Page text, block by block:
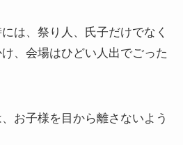
は、祭り人、氏子だけでなく
、会場はひどい人出でごった
お子様を目から離さないよう